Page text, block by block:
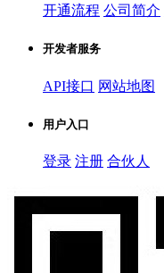
开通流程 公司简介
开发者服务
API接口 网站地图
用户入口
登录 注册 合伙人